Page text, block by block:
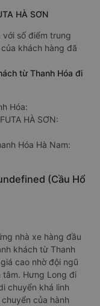
HÀ SƠN
với số điểm trung
khách hàng đã
từ Thanh Hóa đi
Hóa:
HÀ SƠN:
Hóa Hà Nam:
(Cầu Hổ
nhà xe hàng đầu
khách từ Thanh
cao nhờ đội ngũ
tâm. Hưng Long đi
chuyển khá linh
của hành